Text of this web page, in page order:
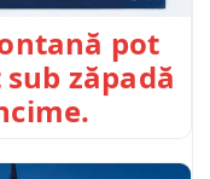
pot
zăpadă